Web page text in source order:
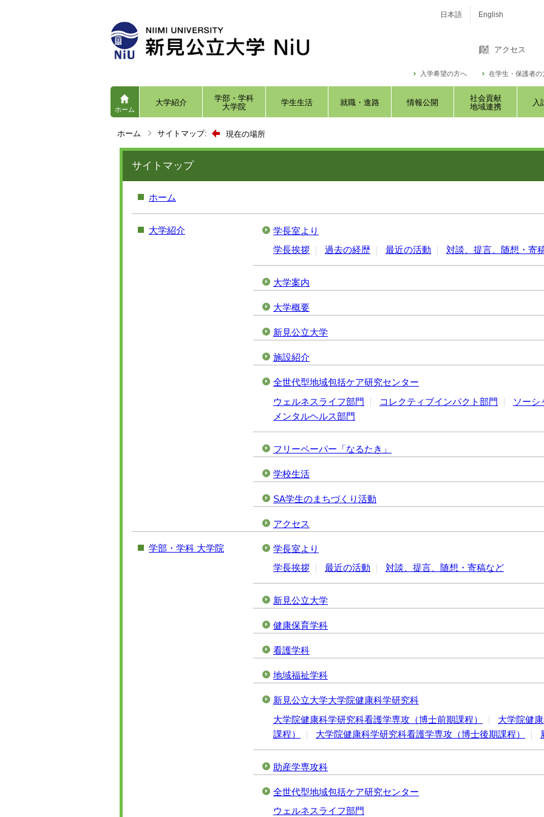
日本語 English
アクセス
入学希望の方へ 在学生・保護者の
ホーム
大学紹介
学部・学科
大学院
学生生活 就職・進路 情報公開
社会貢献
地域連携
入
ホーム サイトマップ: 現在の場所
サイトマップ
ホーム
大学紹介
学長室より
学長挨拶
過去の経歴 最近の活動 対談、提言、随想・寄
大学案内
大学概要
新見公立大学
施設紹介
全世代型地域包括ケア研究センター
ウェルネスライフ部門
コレクティブインパクト部門
ソーシ
メンタルヘルス部門
フリーペーパー「なるたき」
学校生活
SA学生のまちづくり活動
アクセス
学部・学科 大学院
学長室より
学長挨拶
最近の活動 対談、提言、随想・寄稿など
新見公立大学
健康保育学科
看護学科
地域福祉学科
新見公立大学大学院健康科学研究科
大学院健康科学研究科看護学専攻（博士前期課程）
大学院健
課程）
大学院健康科学研究科看護学専攻（博士後期課程）
助産学専攻科
全世代型地域包括ケア研究センター
ウェルネスライフ部門